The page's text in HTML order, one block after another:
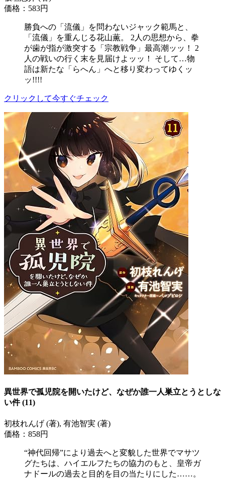
価格：583円
勝負への「流儀」を問わないジャック範馬と、
「流儀」を重んじる花山薫。 2人の思想から、拳
が歯が指が激突する「宗教戦争」最高潮ッッ！ 2
人の戦いの行く末を見届けよッッ！ そして…物
語は新たな「らへん」へと移り変わってゆくッ
ッ!!!!
クリックして今すぐチェック
異世界で孤児院を開いたけど、なぜか誰一人巣立とうとしな
い件 (11)
初枝れんげ (著), 有池智実 (著)
価格：858円
“神代回帰”により過去へと変貌した世界でマサツ
グたちは、ハイエルフたちの協力のもと、皇帝ガ
ナドールの過去と目的を目の当たりにした……。